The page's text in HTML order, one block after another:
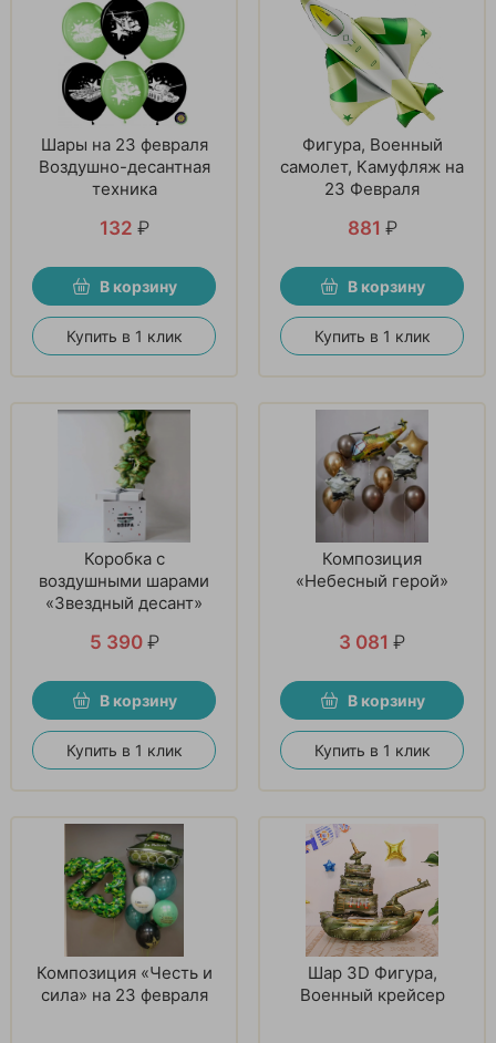
Шары на 23 февраля
Воздушно-десантная
техника
132 ₽
В корзину
Купить в 1 клик
Фигура, Военный
самолет, Камуфляж на
23 Февраля
881 ₽
В корзину
Купить в 1 клик
Коробка с
воздушными шарами
«Звездный десант»
5 390 ₽
В корзину
Купить в 1 клик
Композиция
«Небесный герой»
3 081 ₽
В корзину
Купить в 1 клик
Композиция «Честь и
сила» на 23 февраля
Шар 3D Фигура,
Военный крейсер